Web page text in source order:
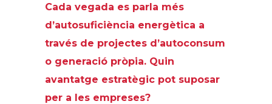
Cada vegada es parla més
d’autosuficiència energètica a
través de projectes d’autoconsum
o generació pròpia. Quin
avantatge estratègic pot suposar
per a les empreses?